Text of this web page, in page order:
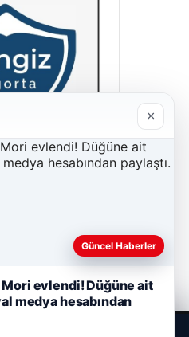
×
Güncel Haberler
Mori evlendi! Düğüne ait
medya hesabından